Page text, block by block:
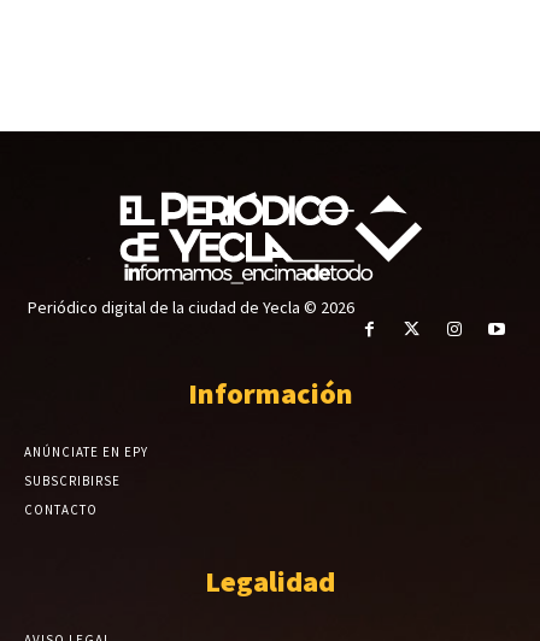
Periódico digital de la ciudad de Yecla © 2026
Información
ANÚNCIATE EN EPY
SUBSCRIBIRSE
CONTACTO
Legalidad